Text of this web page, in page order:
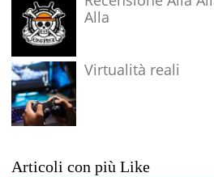
Alla
Virtualità reali
Articoli con più Like